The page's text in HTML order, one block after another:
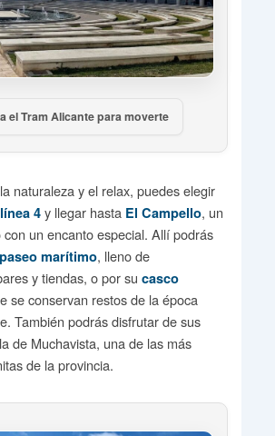
el Tram Alicante para moverte
naturaleza y el relax, puedes elegir
4y llegar hasta El Campello, un
un encanto especial. Allí podrás
paseo marítimo, lleno de
y tiendas, o por su casco
se conservan restos de la época
También podrás disfrutar de sus
de Muchavista, una de las más
de la provincia.